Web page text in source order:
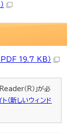
PDF 19.7 KB）
（R）」が必
（新しいウィンド